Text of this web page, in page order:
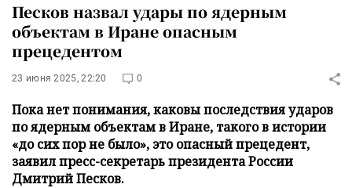
Песков назвал удары по ядерным
объектам в Иране опасным
прецедентом
23 июня 2025, 22:20 0
Пока нет понимания, каковы последствия ударов
по ядерным объектам в Иране, такого в истории
«до сих пор не было», это опасный прецедент,
заявил пресс-секретарь президента России
Дмитрий Песков.